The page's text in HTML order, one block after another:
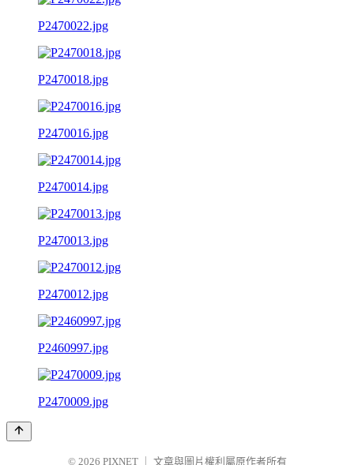
P2470022.jpg
P2470018.jpg
P2470016.jpg
P2470014.jpg
P2470013.jpg
P2470012.jpg
P2460997.jpg
P2470009.jpg
© 2026 PIXNET 文章與圖片權利屬原作者所有